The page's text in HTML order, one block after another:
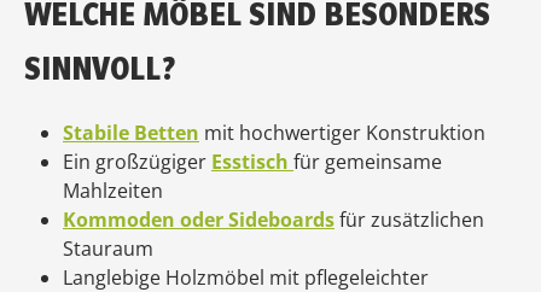
WELCHE MÖBEL SIND BESONDERS
SINNVOLL?
Stabile Betten mit hochwertiger Konstruktion
Ein großzügiger Esstisch für gemeinsame
Mahlzeiten
Kommoden oder Sideboardsfür zusätzlichen
Stauraum
Langlebige Holzmöbel mit pflegeleichter